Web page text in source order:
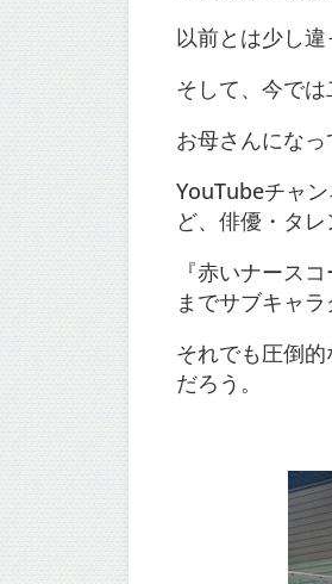
以前とは少し
そして、今では
お母さんにな
YouTubeチャ
ど、俳優・タ
『赤いナース
までサブキャ
それでも圧倒
だろう。